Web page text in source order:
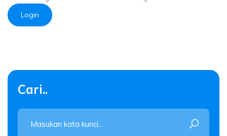
Login
Cari..